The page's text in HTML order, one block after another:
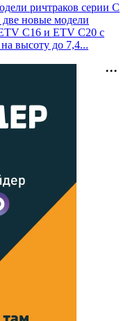
ричтраков серии С
две новые модели
C16 и ETV C20 с
высоту до 7,4...